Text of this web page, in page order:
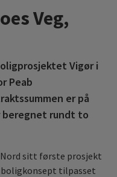
Veg,
Vigør i
Peab
er på
beregnet rundt to
sitt første prosjekt
tilpasset